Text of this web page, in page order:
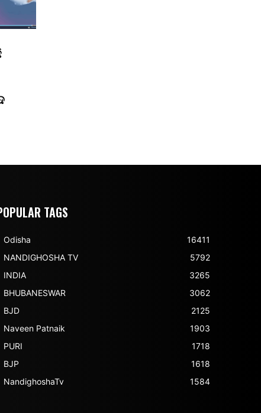
TAGS
Odisha
16411
NANDIGHOSHA TV
5792
INDIA
3265
BHUBANESWAR
3062
BJD
2125
Naveen Patnaik
1903
PURI
1718
BJP
1618
NandighoshaTv
1584